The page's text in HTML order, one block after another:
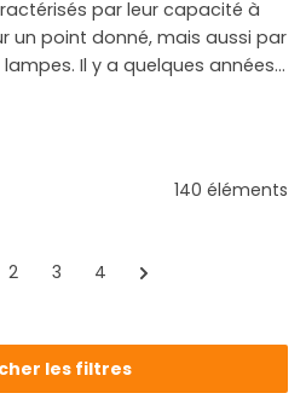
par leur capacité à
un point donné, mais aussi par
Il y a quelques années,
explorer une variété encore
. Ici, vous découvrirez
et de lecture. Les lampadaires
140 éléments
2 3 4
les filtres